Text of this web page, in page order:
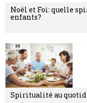
Noël et Foi: quelle
enfants?
Spiritualité au